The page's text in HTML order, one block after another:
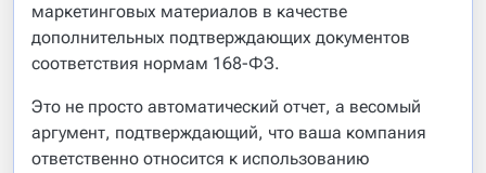
маркетинговых материалов в качестве
дополнительных подтверждающих документов
соответствия нормам 168-ФЗ.
Это не просто автоматический отчет, а весомый
аргумент, подтверждающий, что ваша компания
ответственно относится к использованию